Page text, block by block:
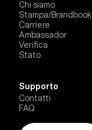
Chi siamo
Stampa/Brandbook
Carriere
Ambassador
Verifica
Stato
Supporto
Contatti
FAQ